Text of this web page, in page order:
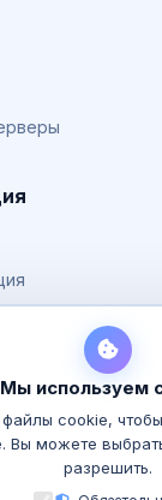
Мы используем
cookie,
Вы можете
разрешить.